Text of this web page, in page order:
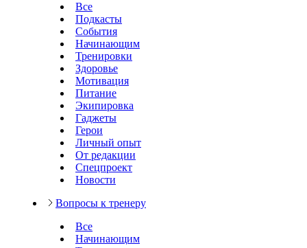
Все
Подкасты
События
Начинающим
Тренировки
Здоровье
Мотивация
Питание
Экипировка
Гаджеты
Герои
Личный опыт
От редакции
Спецпроект
Новости
Вопросы к тренеру
Все
Начинающим